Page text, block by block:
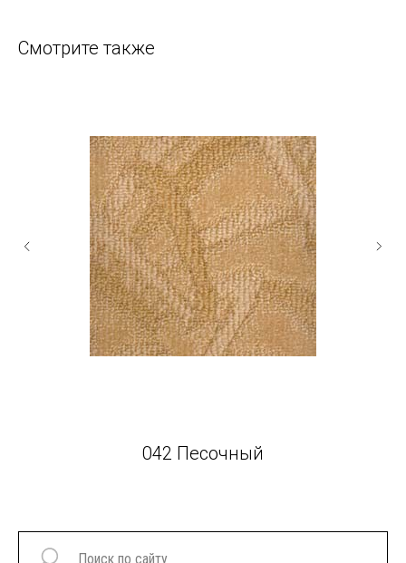
Смотрите также
042 Песочный